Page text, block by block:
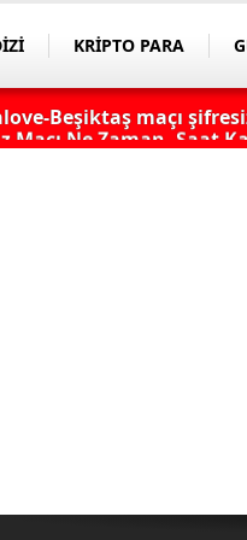
KRİPTO PARA
Ne Zaman, Saat